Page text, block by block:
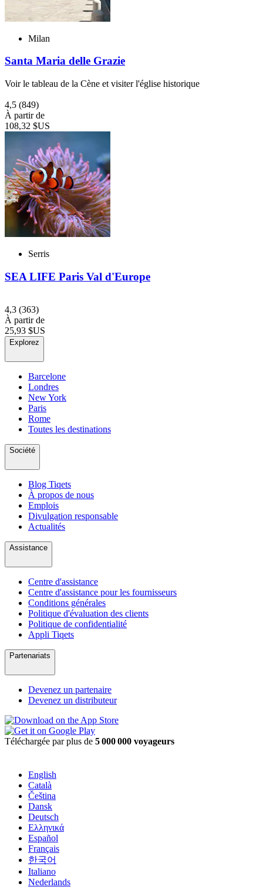
Milan
Santa Maria delle Grazie
Voir le tableau de la Cène et visiter l'église historique
4,5 (849)
À partir de
108,32 $US
Serris
SEA LIFE Paris Val d'Europe
4,3 (363)
À partir de
25,93 $US
Explorez
Barcelone
Londres
New York
Paris
Rome
Toutes les destinations
Société
Blog Tiqets
À propos de nous
Emplois
Divulgation responsable
Actualités
Assistance
Centre d'assistance
Centre d'assistance pour les fournisseurs
Conditions générales
Politique d'évaluation des clients
Politique de confidentialité
Appli Tiqets
Partenariats
Devenez un partenaire
Devenez un distributeur
Téléchargée par plus de 5 000 000 voyageurs
English
Català
Čeština
Dansk
Deutsch
Ελληνικά
Español
Français
한국어
Italiano
Nederlands